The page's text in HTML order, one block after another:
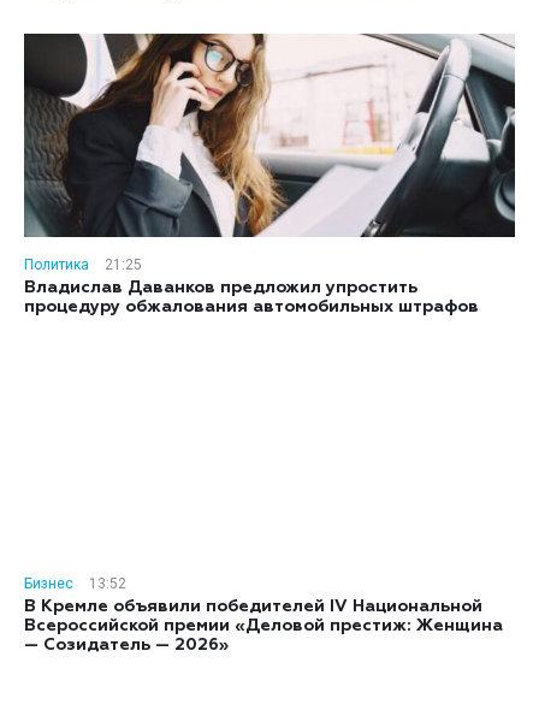
Политика
21:25
Владислав Даванков предложил упростить
процедуру обжалования автомобильных штрафов
Бизнес
13:52
В Кремле объявили победителей IV Национальной
Всероссийской премии «Деловой престиж: Женщина
— Созидатель — 2026»